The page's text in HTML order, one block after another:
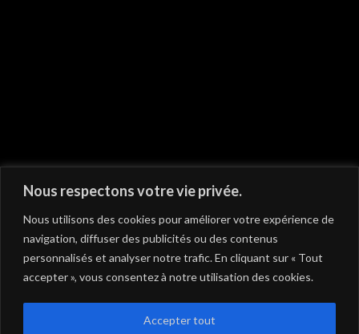
Nous respectons votre vie privée.
Nous utilisons des cookies pour améliorer votre expérience de
navigation, diffuser des publicités ou des contenus
personnalisés et analyser notre trafic. En cliquant sur « Tout
accepter », vous consentez à notre utilisation des cookies.
Accepter tout